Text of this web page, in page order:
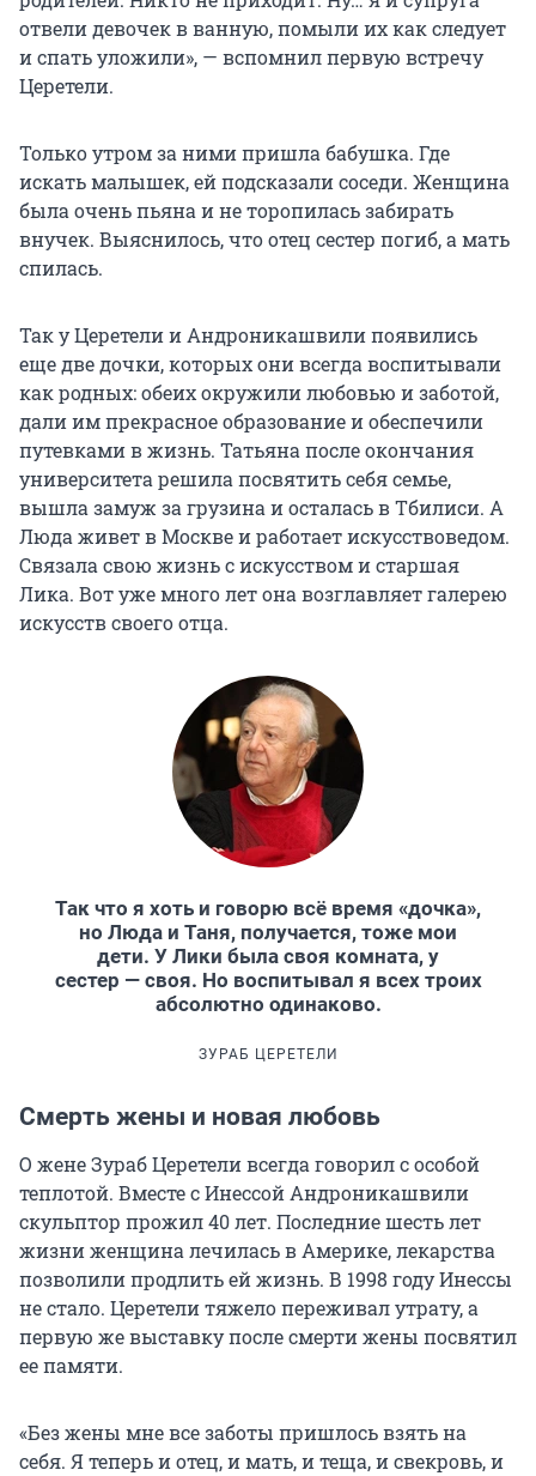
отвели девочек в ванную, помыли их как следует
и спать уложили», — вспомнил первую встречу
Церетели.
Только утром за ними пришла бабушка. Где
искать малышек, ей подсказали соседи. Женщина
была очень пьяна и не торопилась забирать
внучек. Выяснилось, что отец сестер погиб, а мать
спилась.
Так у Церетели и Андроникашвили появились
еще две дочки, которых они всегда воспитывали
как родных: обеих окружили любовью и заботой,
дали им прекрасное образование и обеспечили
путевками в жизнь. Татьяна после окончания
университета решила посвятить себя семье,
вышла замуж за грузина и осталась в Тбилиси. А
Люда живет в Москве и работает искусствоведом.
Связала свою жизнь с искусством и старшая
Лика. Вот уже много лет она возглавляет галерею
искусств своего отца.
Так что я хоть и говорю всё время «дочка»,
но Люда и Таня, получается, тоже мои
дети. У Лики была своя комната, у
сестер — своя. Но воспитывал я всех троих
абсолютно одинаково.
ЗУРАБ ЦЕРЕТЕЛИ
Смерть жены и новая любовь
О жене Зураб Церетели всегда говорил с особой
теплотой. Вместе с Инессой Андроникашвили
скульптор прожил 40 лет. Последние шесть лет
жизни женщина лечилась в Америке, лекарства
позволили продлить ей жизнь. В 1998 году Инессы
не стало. Церетели тяжело переживал утрату, а
первую же выставку после смерти жены посвятил
ее памяти.
«Без жены мне все заботы пришлось взять на
себя. Я теперь и отец, и мать, и теща, и свекровь, и